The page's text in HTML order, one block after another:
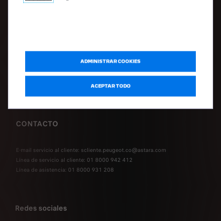
Mantenimiento y reparación
PQRS
CONTACTO
E-mail servicio al cliente: scliente.peugeot.co@astara.com
Línea de servicio al cliente: 01 8000 942 412
Línea de asistencia: 01 8000 931 208
Redes sociales
ADMINISTRAR COOKIES
ACEPTAR TODO